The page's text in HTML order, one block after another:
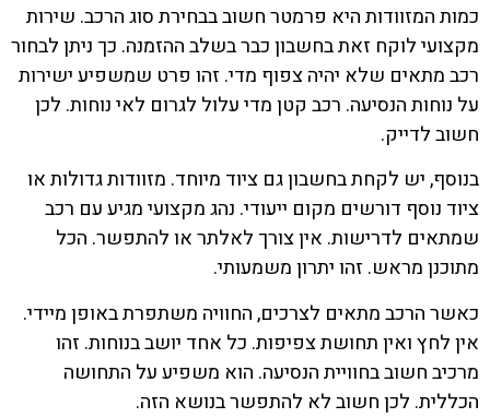
כמות המזוודות היא פרמטר חשוב בבחירת סוג הרכב. שירות
מקצועי לוקח זאת בחשבון כבר בשלב ההזמנה. כך ניתן לבחור
רכב מתאים שלא יהיה צפוף מדי. זהו פרט שמשפיע ישירות
על נוחות הנסיעה. רכב קטן מדי עלול לגרום לאי נוחות. לכן
חשוב לדייק.
בנוסף, יש לקחת בחשבון גם ציוד מיוחד. מזוודות גדולות או
ציוד נוסף דורשים מקום ייעודי. נהג מקצועי מגיע עם רכב
שמתאים לדרישות. אין צורך לאלתר או להתפשר. הכל
מתוכנן מראש. זהו יתרון משמעותי.
כאשר הרכב מתאים לצרכים, החוויה משתפרת באופן מיידי.
אין לחץ ואין תחושת צפיפות. כל אחד יושב בנוחות. זהו
מרכיב חשוב בחוויית הנסיעה. הוא משפיע על התחושה
הכללית. לכן חשוב לא להתפשר בנושא הזה.